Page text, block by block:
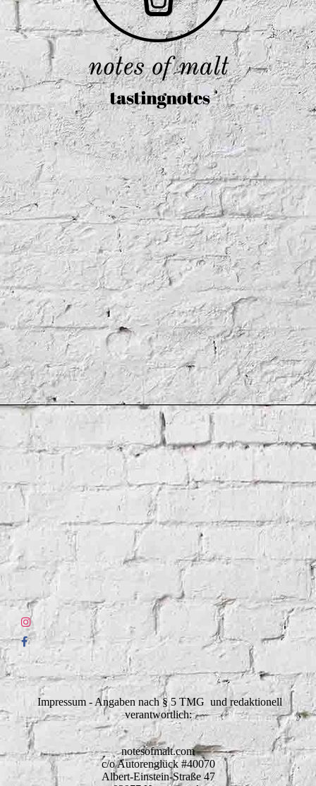
Impressum - Angaben nach § 5 TMG und redaktionell
verantwortlich:
notesofmalt.com
c/o Autorenglück #40070
Albert-Einstein-Straße 47